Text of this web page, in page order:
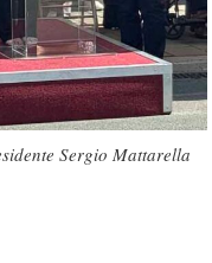
Sergio Mattarella